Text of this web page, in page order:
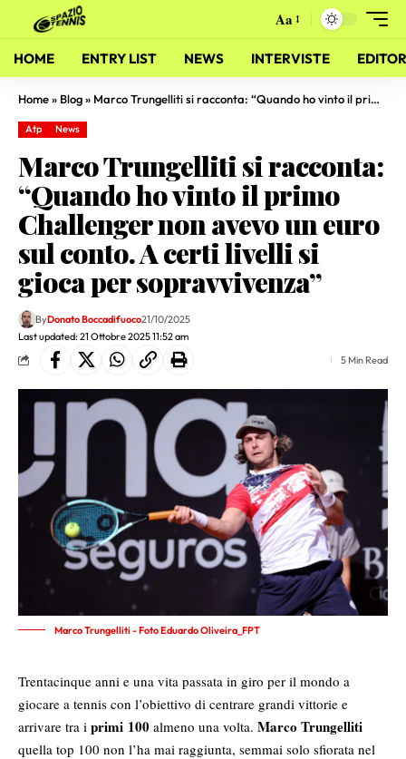
Aa
HOME ENTRY LIST NEWS INTERVISTE
Home» Blog» Marco Trungelliti si racconta: “Quando ho vinto il primo Challenger non avevo un euro sul conto. A certi livelli si gioca per sopravvivenza”
Atp News
Marco Trungelliti si racconta:
“Quando ho vinto il primo
Challenger non avevo un euro
sul conto. A certi livelli si
gioca per sopravvivenza”
Last updated: 21 Ottobre 2025 11:52 am
ByDonato Boccadifuoco21/10/2025
5 Min Read
Marco Trungelliti - Foto Eduardo Oliveira_FPT
Trentacinque anni e una vita passata in giro per il mondo a
giocare a tennis con l’obiettivo di centrare grandi vittorie e
arrivare tra i primi 100 almeno una volta. Marco Trungelliti
quella top 100 non l’ha mai raggiunta, semmai solo sfiorata nel